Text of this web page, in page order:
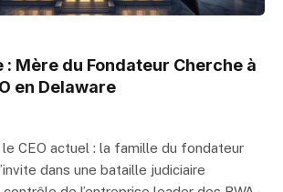
: Mère du Fondateur Cherche à
en Delaware
CEO actuel : la famille du fondateur
dans une bataille judiciaire